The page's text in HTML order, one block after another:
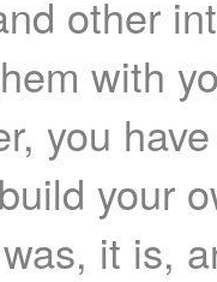
other
with
you
your
it is,